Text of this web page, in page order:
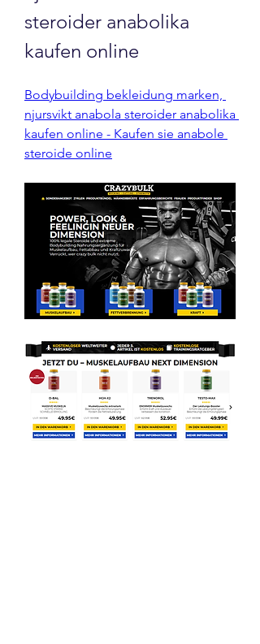
steroider anabolika
kaufen online
Bodybuilding bekleidung marken,
njursvikt anabola steroider anabolika
kaufen online - Kaufen sie anabole
steroide online